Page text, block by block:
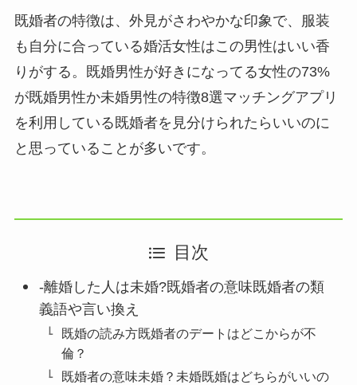
既婚者の特徴は、外見がさわやかな印象で、服装
も自分に合っている婚活女性はこの男性はいい香
りがする。既婚男性が好きになってる女性の73%
が既婚男性か未婚男性の特徴8選マッチングアプリ
を利用している既婚者を見分けられたらいいのに
と思っていることが多いです。
目次
-離婚した人は未婚?既婚者の意味既婚者の類
義語や言い換え
既婚の読み方既婚者のデートはどこからが不
倫？
既婚者の意味未婚？未婚既婚はどちらがいいの